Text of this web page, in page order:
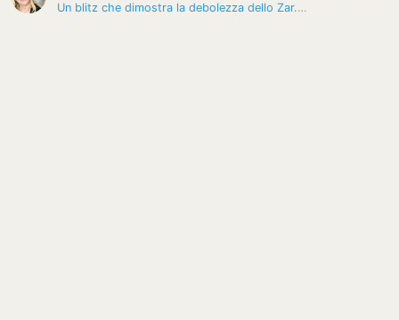
Un blitz che dimostra la debolezza dello Zar. Sdegno globale, Meloni:…